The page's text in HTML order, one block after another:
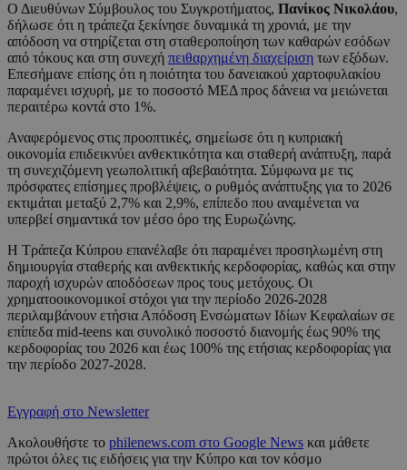
Ο Διευθύνων Σύμβουλος του Συγκροτήματος, Πανίκος Νικολάου,
δήλωσε ότι η τράπεζα ξεκίνησε δυναμικά τη χρονιά, με την
απόδοση να στηρίζεται στη σταθεροποίηση των καθαρών εσόδων
από τόκους και στη συνεχή πειθαρχημένη διαχείριση των εξόδων.
Επεσήμανε επίσης ότι η ποιότητα του δανειακού χαρτοφυλακίου
παραμένει ισχυρή, με το ποσοστό ΜΕΔ προς δάνεια να μειώνεται
περαιτέρω κοντά στο 1%.
Αναφερόμενος στις προοπτικές, σημείωσε ότι η κυπριακή
οικονομία επιδεικνύει ανθεκτικότητα και σταθερή ανάπτυξη, παρά
τη συνεχιζόμενη γεωπολιτική αβεβαιότητα. Σύμφωνα με τις
πρόσφατες επίσημες προβλέψεις, ο ρυθμός ανάπτυξης για το 2026
εκτιμάται μεταξύ 2,7% και 2,9%, επίπεδο που αναμένεται να
υπερβεί σημαντικά τον μέσο όρο της Ευρωζώνης.
Η Τράπεζα Κύπρου επανέλαβε ότι παραμένει προσηλωμένη στη
δημιουργία σταθερής και ανθεκτικής κερδοφορίας, καθώς και στην
παροχή ισχυρών αποδόσεων προς τους μετόχους. Οι
χρηματοοικονομικοί στόχοι για την περίοδο 2026-2028
περιλαμβάνουν ετήσια Απόδοση Ενσώματων Ιδίων Κεφαλαίων σε
επίπεδα mid-teens και συνολικό ποσοστό διανομής έως 90% της
κερδοφορίας του 2026 και έως 100% της ετήσιας κερδοφορίας για
την περίοδο 2027-2028.
Εγγραφή στο Newsletter
Ακολουθήστε το philenews.com στο Google News και μάθετε
πρώτοι όλες τις ειδήσεις για την Κύπρο και τον κόσμο